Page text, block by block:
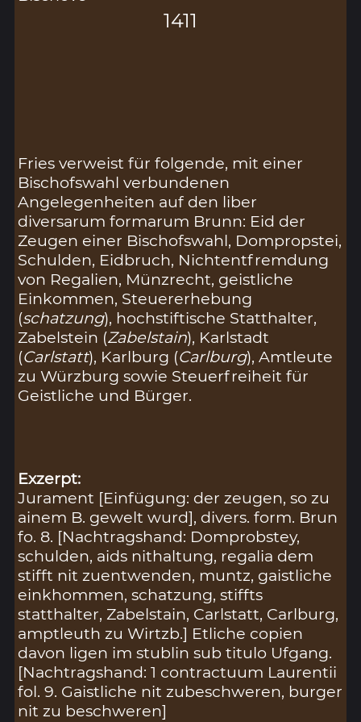
1411
Fries verweist für folgende, mit einer
Bischofswahl verbundenen
Angelegenheiten auf den liber
diversarum formarum Brunn: Eid der
Zeugen einer Bischofswahl, Dompropstei,
Schulden, Eidbruch, Nichtentfremdung
von Regalien, Münzrecht, geistliche
Einkommen, Steuererhebung
(schatzung), hochstiftische Statthalter,
Zabelstein (Zabelstain), Karlstadt
(Carlstatt), Karlburg (Carlburg), Amtleute
zu Würzburg sowie Steuerfreiheit für
Geistliche und Bürger.
Exzerpt:
Jurament [Einfügung: der zeugen, so zu
ainem B. gewelt wurd], divers. form. Brun
fo. 8. [Nachtragshand: Domprobstey,
schulden, aids nithaltung, regalia dem
stifft nit zuentwenden, muntz, gaistliche
einkhommen, schatzung, stiffts
statthalter, Zabelstain, Carlstatt, Carlburg,
amptleuth zu Wirtzb.] Etliche copien
davon ligen im stublin sub titulo Ufgang.
[Nachtragshand: 1 contractuum Laurentii
fol. 9. Gaistliche nit zubeschweren, burger
nit zu beschweren]